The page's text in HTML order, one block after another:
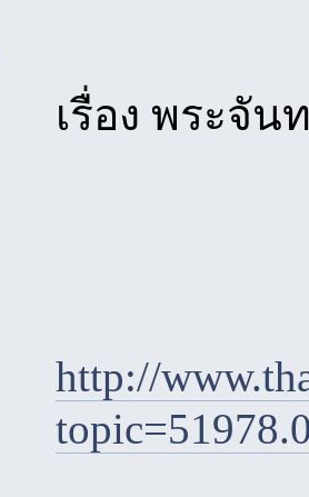
เรื่อง พระจั
http://